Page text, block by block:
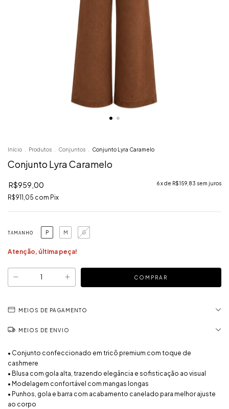
Início Produtos Conjuntos Conjunto Lyra Caramelo
Conjunto Lyra Caramelo
R$959,00 6x de R$159,83 sem juros
R$911,05 com Pix
TAMANHO P M G
Atenção, última peça!
MEIOS DE PAGAMENTO
MEIOS DE ENVIO
• Conjunto confeccionado em tricô premium com toque de
cashmere
• Blusa com gola alta, trazendo elegância e sofisticação ao visual
• Modelagem confortável com mangas longas
• Punhos, gola e barra com acabamento canelado para melhor ajuste
ao corpo